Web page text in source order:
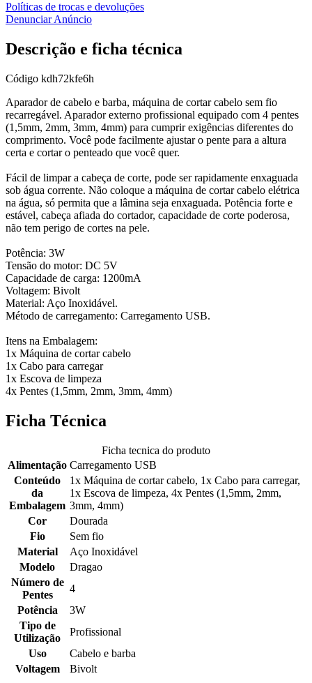
Políticas de trocas e devoluções
Denunciar Anúncio
Descrição e ficha técnica
Código kdh72kfe6h
Aparador de cabelo e barba, máquina de cortar cabelo sem fio
recarregável. Aparador externo profissional equipado com 4 pentes
(1,5mm, 2mm, 3mm, 4mm) para cumprir exigências diferentes do
comprimento. Você pode facilmente ajustar o pente para a altura
certa e cortar o penteado que você quer.
Fácil de limpar a cabeça de corte, pode ser rapidamente enxaguada
sob água corrente. Não coloque a máquina de cortar cabelo elétrica
na água, só permita que a lâmina seja enxaguada. Potência forte e
estável, cabeça afiada do cortador, capacidade de corte poderosa,
não tem perigo de cortes na pele.
Potência: 3W
Tensão do motor: DC 5V
Capacidade de carga: 1200mA
Voltagem: Bivolt
Material: Aço Inoxidável.
Método de carregamento: Carregamento USB.
Itens na Embalagem:
1x Máquina de cortar cabelo
1x Cabo para carregar
1x Escova de limpeza
4x Pentes (1,5mm, 2mm, 3mm, 4mm)
Ficha Técnica
Ficha tecnica do produto
Alimentação Carregamento USB
Conteúdo
da
Embalagem
1x Máquina de cortar cabelo, 1x Cabo para carregar,
1x Escova de limpeza, 4x Pentes (1,5mm, 2mm,
3mm, 4mm)
Cor
Dourada
Fio
Sem fio
Material
Aço Inoxidável
Modelo
Dragao
Número de
Pentes
4
Potência
3W
Tipo de
Utilização
Profissional
Uso
Cabelo e barba
Voltagem
Bivolt